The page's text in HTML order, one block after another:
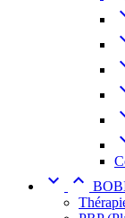
 